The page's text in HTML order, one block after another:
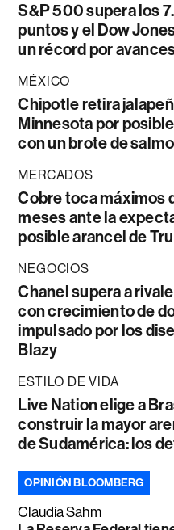
S&P 500 supera los
puntos y el Dow
un récord por
MÉXICO
Chipotle retira
Minnesota por
con un brote de
MERCADOS
Cobre toca máximos
meses ante la
posible arancel de
NEGOCIOS
Chanel supera a
con crecimiento de
impulsado por los
Blazy
ESTILO DE VIDA
Live Nation elige a
construir la mayor
de Sudamérica: los
OPINIÓN BLOOMBERG
Claudia Sahm